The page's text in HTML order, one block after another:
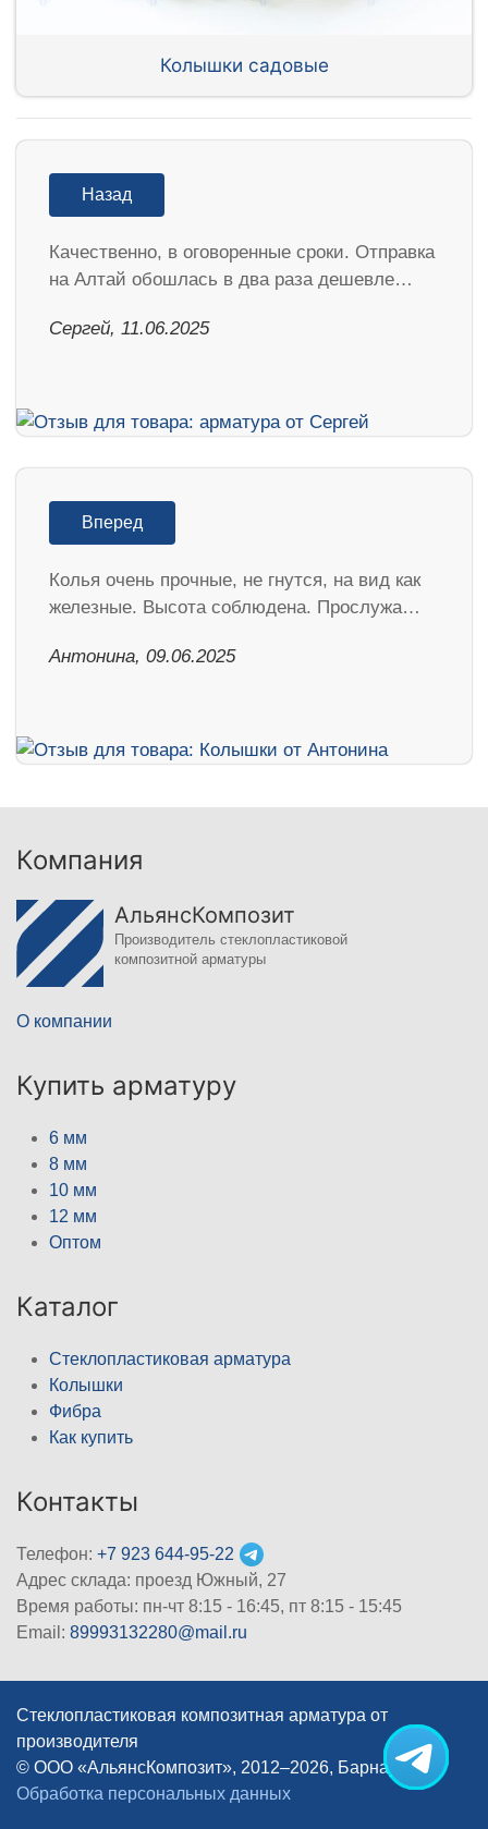
Колышки садовые
Назад
Качественно, в оговоренные сроки. Отправка
на Алтай обошлась в два раза дешевле…
Сергей, 11.06.2025
Вперед
Колья очень прочные, не гнутся, на вид как
железные. Высота соблюдена. Прослужа…
Антонина, 09.06.2025
Компания
АльянсКомпозит
Производитель стеклопластиковой
композитной арматуры
О компании
Купить арматуру
6 мм
8 мм
10 мм
12 мм
Оптом
Каталог
Стеклопластиковая арматура
Колышки
Фибра
Как купить
Контакты
Телефон: +7 923 644-95-22
Адрес склада: проезд Южный, 27
Время работы: пн-чт 8:15 - 16:45, пт 8:15 - 15:45
Email: 89993132280@mail.ru
Стеклопластиковая композитная арматура от
производителя
© ООО «АльянсКомпозит», 2012–2026, Барнаул |
Обработка персональных данных